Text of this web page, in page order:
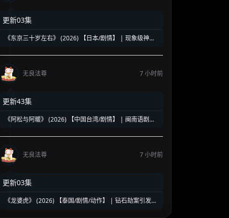
更新03集
《东京三十岁左右》 (2026) 【日本/剧情】 | 现象级神剧
无良法尊 7 小时前
更新43集
《阿松与阿暖》 (2026) 【中国台湾/剧情】 | 闽南语剧视
无良法尊 7 小时前
更新03集
《龙婆虎》 (2026) 【泰国/剧情/动作】 | 钻石劫案引发的